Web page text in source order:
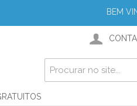
BEM
CONTA